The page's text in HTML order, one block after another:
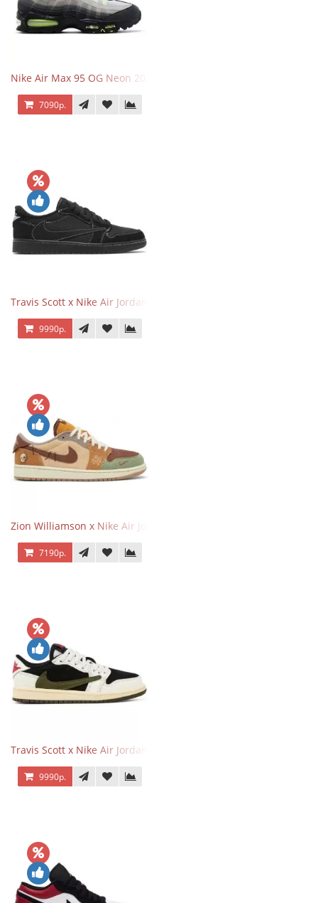
Nike Air Max 95 OG Neon 2025
7090р.
Travis Scott x Nike Air Jordan 1 Retro Low OG SP Black Phantom
9990р.
Zion Williamson x Nike Air Jordan 1 Retro Low OG Voodoo
7190р.
Travis Scott x Nike Air Jordan 1 Retro Low OG SP Olive
9990р.